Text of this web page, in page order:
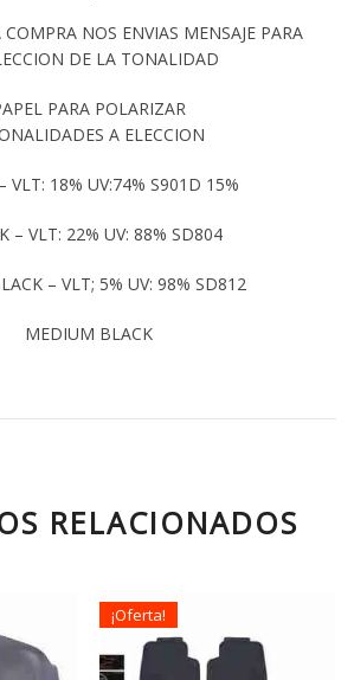
NOS ENVIAS MENSAJE PARA
DE LA TONALIDAD
PARA POLARIZAR
A ELECCION
VLT: 18% UV:74% S901D 15%
– VLT: 22% UV: 88% SD804
– VLT; 5% UV: 98% SD812
MEDIUM BLACK
RELACIONADOS
¡Oferta!